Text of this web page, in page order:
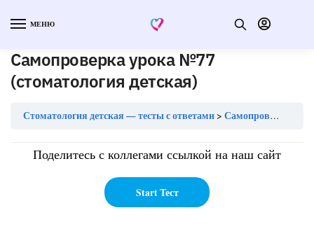
МЕНЮ
Самопроверка урока №77
(стоматология детская)
Стоматология детская — тесты с ответами Самопроверка урока №77 (стоматология детская)
Поделитесь с коллегами ссылкой на наш сайт